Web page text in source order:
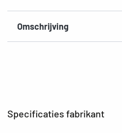
Omschrijving
Specificaties fabrikant